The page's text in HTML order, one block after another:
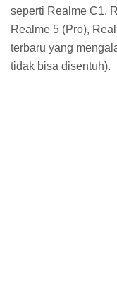
seperti Realme C1,
Realme 5 (Pro),
terbaru yang
tidak bisa disentuh).